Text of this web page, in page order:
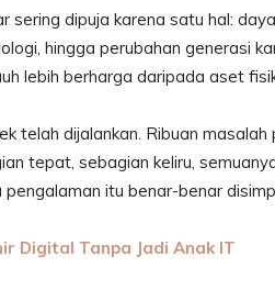
sering dipuja karena satu hal:
hingga perubahan generasi
lebih berharga daripada aset
telah dijalankan. Ribuan
tepat, sebagian keliru,
itu benar-benar
Digital Tanpa Jadi Anak IT